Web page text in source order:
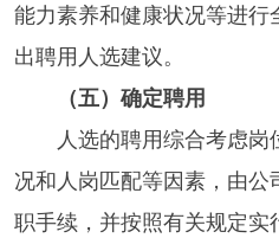
能力素养和健康状况等进行
出聘用人选建议。
（五）确定聘用
人选的聘用综合考虑
况和人岗匹配等因素，由
职手续，并按照有关规定实